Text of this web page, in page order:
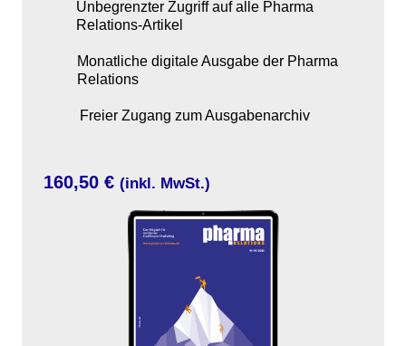
Unbegrenzter Zugriff auf alle Pharma
Relations-Artikel
Monatliche digitale Ausgabe der Pharma
Relations
Freier Zugang zum Ausgabenarchiv
160,50 € (inkl. MwSt.)